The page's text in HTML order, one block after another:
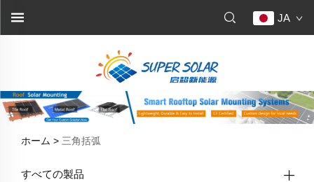
JA
ホーム > 三角括弧
すべての製品